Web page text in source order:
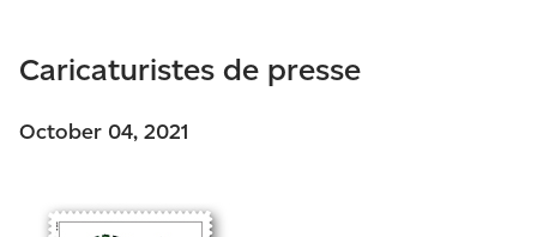
Caricaturistes de presse
October 04, 2021